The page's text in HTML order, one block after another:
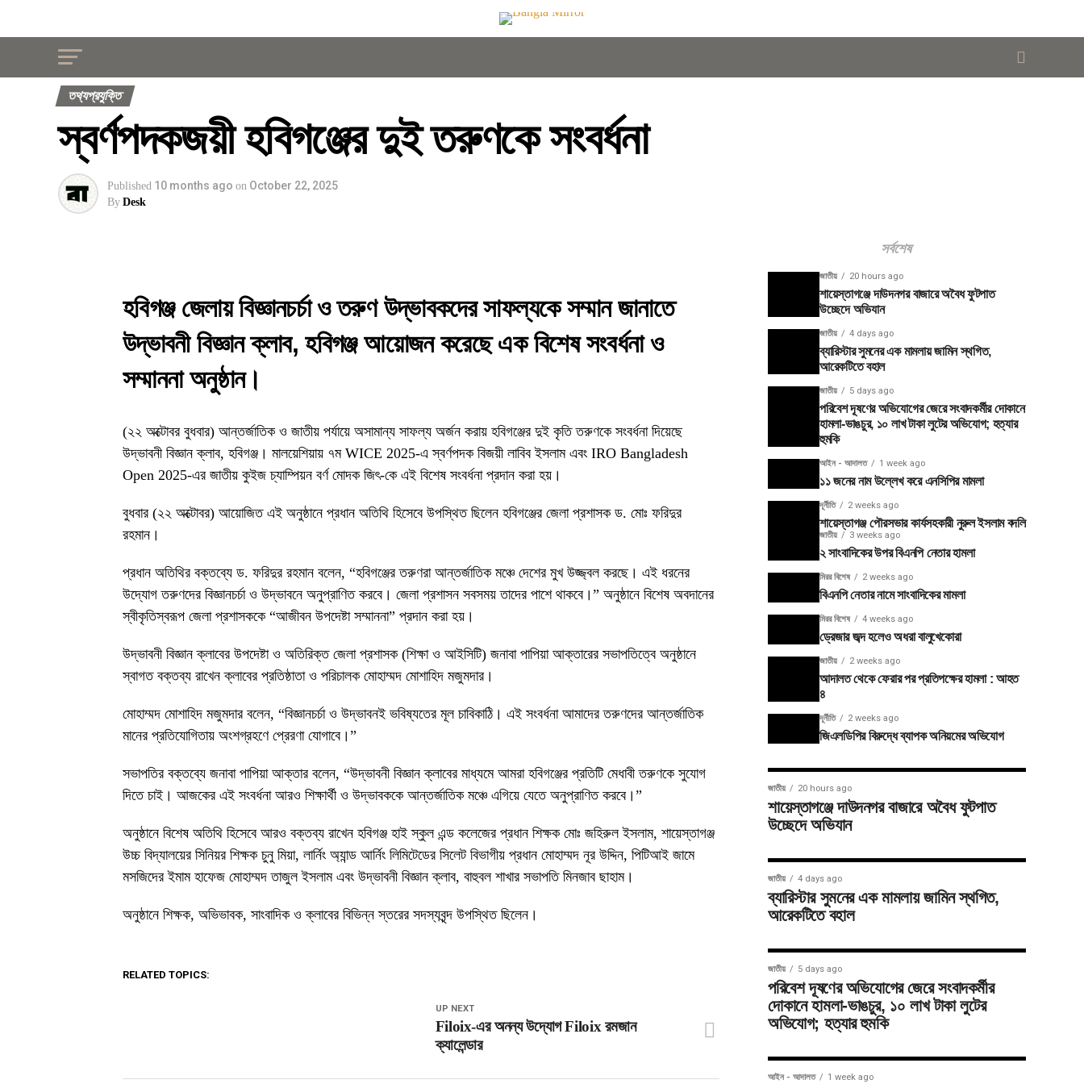
তথ্যপ্রযুক্তি
স্বর্ণপদকজয়ী হবিগঞ্জের দুই তরুণকে সংবর্ধনা
Published 10 months ago on October 22, 2025
By Desk
হবিগঞ্জ জেলায় বিজ্ঞানচর্চা ও তরুণ উদ্ভাবকদের সাফল্যকে সম্মান জানাতে
উদ্ভাবনী বিজ্ঞান ক্লাব, হবিগঞ্জ আয়োজন করেছে এক বিশেষ সংবর্ধনা ও
সম্মাননা অনুষ্ঠান।
(২২ অক্টোবর বুধবার) আন্তর্জাতিক ও জাতীয় পর্যায়ে অসামান্য সাফল্য অর্জন করায় হবিগঞ্জের দুই কৃতি তরুণকে সংবর্ধনা দিয়েছে
উদ্ভাবনী বিজ্ঞান ক্লাব, হবিগঞ্জ। মালয়েশিয়ায় ৭ম WICE 2025-এ স্বর্ণপদক বিজয়ী লাবিব ইসলাম এবং IRO Bangladesh
Open 2025-এর জাতীয় কুইজ চ্যাম্পিয়ন বর্ণ মোদক জিৎ-কে এই বিশেষ সংবর্ধনা প্রদান করা হয়।
বুধবার (২২ অক্টোবর) আয়োজিত এই অনুষ্ঠানে প্রধান অতিথি হিসেবে উপস্থিত ছিলেন হবিগঞ্জের জেলা প্রশাসক ড. মোঃ ফরিদুর
রহমান।
প্রধান অতিথির বক্তব্যে ড. ফরিদুর রহমান বলেন, “হবিগঞ্জের তরুণরা আন্তর্জাতিক মঞ্চে দেশের মুখ উজ্জ্বল করছে। এই ধরনের
উদ্যোগ তরুণদের বিজ্ঞানচর্চা ও উদ্ভাবনে অনুপ্রাণিত করবে। জেলা প্রশাসন সবসময় তাদের পাশে থাকবে।” অনুষ্ঠানে বিশেষ অবদানের
স্বীকৃতিস্বরূপ জেলা প্রশাসককে “আজীবন উপদেষ্টা সম্মাননা” প্রদান করা হয়।
উদ্ভাবনী বিজ্ঞান ক্লাবের উপদেষ্টা ও অতিরিক্ত জেলা প্রশাসক (শিক্ষা ও আইসিটি) জনাবা পাপিয়া আক্তারের সভাপতিত্বে অনুষ্ঠানে
স্বাগত বক্তব্য রাখেন ক্লাবের প্রতিষ্ঠাতা ও পরিচালক মোহাম্মদ মোশাহিদ মজুমদার।
মোহাম্মদ মোশাহিদ মজুমদার বলেন, “বিজ্ঞানচর্চা ও উদ্ভাবনই ভবিষ্যতের মূল চাবিকাঠি। এই সংবর্ধনা আমাদের তরুণদের আন্তর্জাতিক
মানের প্রতিযোগিতায় অংশগ্রহণে প্রেরণা যোগাবে।”
সভাপতির বক্তব্যে জনাবা পাপিয়া আক্তার বলেন, “উদ্ভাবনী বিজ্ঞান ক্লাবের মাধ্যমে আমরা হবিগঞ্জের প্রতিটি মেধাবী তরুণকে সুযোগ
দিতে চাই। আজকের এই সংবর্ধনা আরও শিক্ষার্থী ও উদ্ভাবককে আন্তর্জাতিক মঞ্চে এগিয়ে যেতে অনুপ্রাণিত করবে।”
অনুষ্ঠানে বিশেষ অতিথি হিসেবে আরও বক্তব্য রাখেন হবিগঞ্জ হাই স্কুল এন্ড কলেজের প্রধান শিক্ষক মোঃ জহিরুল ইসলাম, শায়েস্তাগঞ্জ
উচ্চ বিদ্যালয়ের সিনিয়র শিক্ষক চুনু মিয়া, লার্নিং অ্যান্ড আর্নিং লিমিটেডের সিলেট বিভাগীয় প্রধান মোহাম্মদ নূর উদ্দিন, পিটিআই জামে
মসজিদের ইমাম হাফেজ মোহাম্মদ তাজুল ইসলাম এবং উদ্ভাবনী বিজ্ঞান ক্লাব, বাহুবল শাখার সভাপতি মিনজাব ছাহাম।
অনুষ্ঠানে শিক্ষক, অভিভাবক, সাংবাদিক ও ক্লাবের বিভিন্ন স্তরের সদস্যবৃন্দ উপস্থিত ছিলেন।
RELATED TOPICS:
UP NEXT
Filoix-এর অনন্য উদ্যোগ Filoix রমজান
ক্যালেন্ডার
সর্বশেষ
জাতীয় 20 hours ago
শায়েস্তাগঞ্জে দাউদনগর বাজারে অবৈধ ফুটপাত
উচ্ছেদে অভিযান
জাতীয় 4 days ago
ব্যারিস্টার সুমনের এক মামলায় জামিন স্থগিত,
আরেকটিতে বহাল
জাতীয় 5 days ago
পরিবেশ দূষণের অভিযোগের জেরে সংবাদকর্মীর দোকানে
হামলা-ভাঙচুর, ১০ লাখ টাকা লুটের অভিযোগ; হত্যার
হুমকি
আইন - আদালত 1 week ago
১১ জনের নাম উল্লেখ করে এনসিপির মামলা
দূর্নীতি 2 weeks ago
শায়েস্তাগঞ্জ পৌরসভার কার্যসহকারী নুরুল ইসলাম বদলি
জাতীয় 3 weeks ago
২ সাংবাদিকের উপর বিএনপি নেতার হামলা
মিরর বিশেষ 2 weeks ago
বিএনপি নেতার নামে সাংবাদিকের মামলা
মিরর বিশেষ 4 weeks ago
ড্রেজার জব্দ হলেও অধরা বালুখেকোরা
জাতীয় 2 weeks ago
আদালত থেকে ফেরার পর প্রতিপক্ষের হামলা : আহত
৪
দূর্নীতি 2 weeks ago
জিএলডিপির বিরুদ্ধে ব্যাপক অনিয়মের অভিযোগ
জাতীয় 20 hours ago
শায়েস্তাগঞ্জে দাউদনগর বাজারে অবৈধ ফুটপাত
উচ্ছেদে অভিযান
জাতীয় 4 days ago
ব্যারিস্টার সুমনের এক মামলায় জামিন স্থগিত,
আরেকটিতে বহাল
জাতীয় 5 days ago
পরিবেশ দূষণের অভিযোগের জেরে সংবাদকর্মীর
দোকানে হামলা-ভাঙচুর, ১০ লাখ টাকা লুটের
অভিযোগ; হত্যার হুমকি
আইন - আদালত 1 week ago